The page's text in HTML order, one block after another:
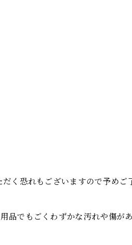
く恐れもございますので予めご
品でもごくわずかな汚れや傷が